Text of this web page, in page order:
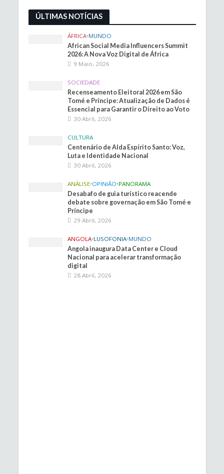
ÚLTIMAS NOTÍCIAS
ÁFRICA•MUNDO
African Social Media Influencers Summit
2026: A Nova Voz Digital de África
9 Maio, 2026
SOCIEDADE
Recenseamento Eleitoral 2026 em São
Tomé e Príncipe: Atualização de Dados é
Essencial para Garantir o Direito ao Voto
30 Abril, 2026
CULTURA
Centenário de Alda Espírito Santo: Voz,
Luta e Identidade Nacional
30 Abril, 2026
ANÁLISE•OPINIÃO•PANORAMA
Desabafo de guia turístico reacende
debate sobre governação em São Tomé e
Príncipe
29 Abril, 2026
ANGOLA•LUSOFONIA•MUNDO
Angola inaugura Data Center e Cloud
Nacional para acelerar transformação
digital
28 Abril, 2026